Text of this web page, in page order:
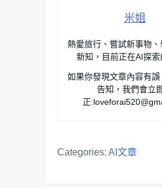
米姐
熱愛旅行、嘗試新事物
新知，目前正在AI探索
如果你發現文章內容有
告知，我們會立
正:
Categories: AI文章